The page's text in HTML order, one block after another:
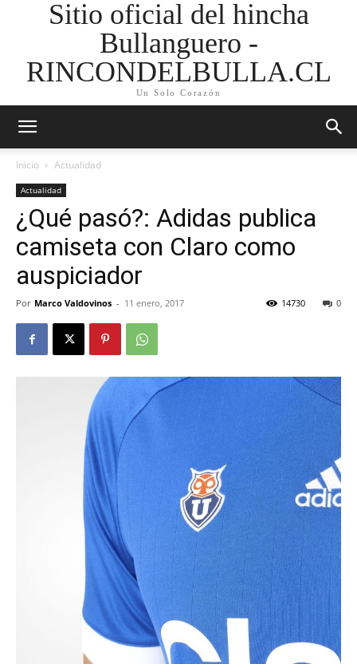
Sitio oficial del hincha
Bullanguero -
RINCONDELBULLA.CL
Un Solo Corazón
Inicio Actualidad
Actualidad
¿Qué pasó?: Adidas publica
camiseta con Claro como
auspiciador
Por Marco Valdovinos - 11 enero, 2017 0
14730